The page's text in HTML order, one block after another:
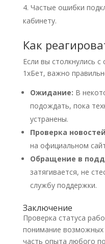
Частые ошибки
кабинету.
Как
Если вы столкнулись
1хБет, важно
Ожидание: В
подождать, пока
устранены.
Проверка
на официальном
Обращение в
затягивается, не
службу поддержки.
Заключение
Проверка статуса
понимание возможных
часть опыта любого